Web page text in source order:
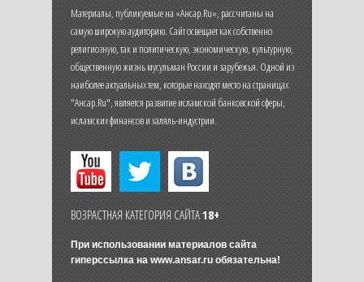
Материалы, публикуемые на «Ансар.Ru», рассчитаны на
самую широкую аудиторию. Сайт освещает как собственно
религиозную, так и политическую, экономическую, культурную,
общественную жизнь мусульман России и зарубежья. Одной из
наиболее актуальных тем, которые находят место на страницах
"Ансар.Ru", является развитие исламской банковской сферы,
исламских финансов и халяль-индустрии.
ВОЗРАСТНАЯ КАТЕГОРИЯ САЙТА18+
При использовании материалов сайта
гиперссылка на www.ansar.ruобязательна!